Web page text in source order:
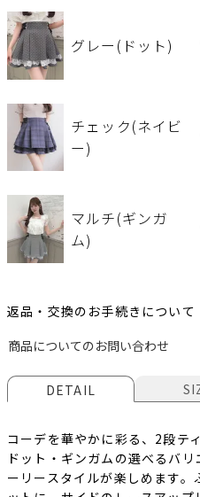
グレー(ドット)
チェック(ネイビ
ー)
マルチ(ギンガ
ム)
返品・交換のお手続きについて
商品についてのお問い合わせ
DETAIL
コーデを華やかに彩る、2段テ
ドット・ギンガムの選べるバ
ーリースタイルが楽しめます